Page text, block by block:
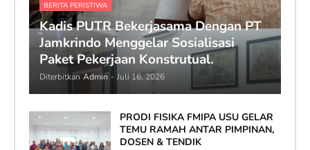
BERITA PERISTIWA
Kadis PUTR Bekerjasama Dengan PT
Jamkrindo Menggelar Sosialisasi
Paket Pekerjaan Konstrutual.
Diterbitkan Admin - Juli 16, 2026
PRODI FISIKA FMIPA USU GELAR
TEMU RAMAH ANTAR PIMPINAN,
DOSEN & TENDIK